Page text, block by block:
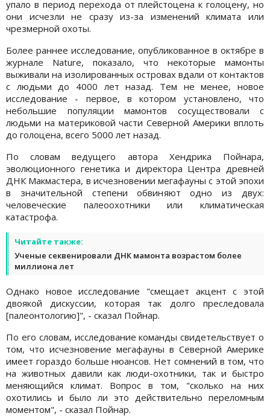
упало в период перехода от плейстоцена к голоцену, но
они исчезли не сразу из-за изменений климата или
чрезмерной охоты.
Более раннее исследование, опубликованное в октябре в
журнале Nature, показало, что некоторые мамонты
выживали на изолированных островах вдали от контактов
с людьми до 4000 лет назад. Тем не менее, новое
исследование - первое, в котором установлено, что
небольшие популяции мамонтов сосуществовали с
людьми на материковой части Северной Америки вплоть
до голоцена, всего 5000 лет назад.
По словам ведущего автора Хендрика Пойнара,
эволюционного генетика и директора Центра древней
ДНК Макмастера, в исчезновении мегафауны с этой эпохи
в значительной степени обвиняют одно из двух:
человеческие палеоохотники или климатическая
катастрофа.
Читайте также:
Ученые секвенировали ДНК мамонта возрастом более
миллиона лет
Однако новое исследование "смещает акцент с этой
двоякой дискуссии, которая так долго преследовала
[палеонтологию]", - сказал Пойнар.
По его словам, исследование команды свидетельствует о
том, что исчезновение мегафауны в Северной Америке
имеет гораздо больше нюансов. Нет сомнений в том, что
на животных давили как люди-охотники, так и быстро
меняющийся климат. Вопрос в том, "сколько на них
охотились и было ли это действительно переломным
моментом", - сказал Пойнар.